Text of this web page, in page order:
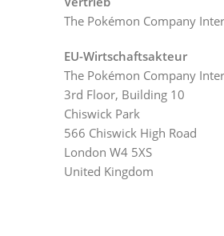
The Pokémon Company
EU-Wirtschaftsakteur
The Pokémon Company
3rd Floor, Building 10
Chiswick Park
566 Chiswick High Road
London W4 5XS
United Kingdom